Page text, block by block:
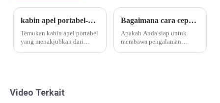
kabin apel portabel-Rumah kopi yang indah
Temukan kabin apel portabel
yang menakjubkan dari
Bagaimana cara cepat membuat perkemahan kapsul luar angkasa yang mewah dan berkelas tinggi?
Apakah Anda siap untuk
membawa pengalaman
Video Terkait